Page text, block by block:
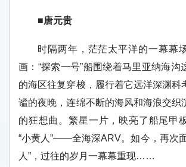
■唐元贵
时隔两年，茫茫太平洋的一幕幕
画：“探索一号”船围绕着马里亚纳海沟
的海区往复穿梭，履行着它远洋深渊科
谧的夜晚，连绵不断的海风和海浪交织
的狂想曲。繁星一片，映亮了船尾甲
“小黄人”——全海深ARV。如今，再次
人”，过往的岁月一幕幕重现……